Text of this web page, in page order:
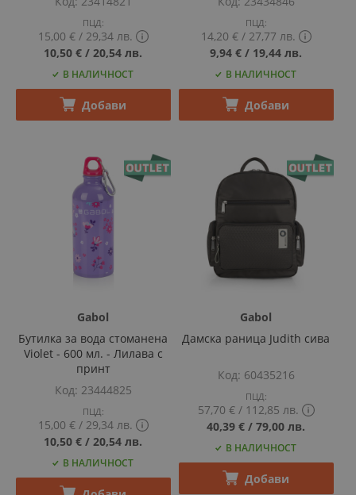
ПЦД:
15,00 € ‎/‎29,34 лв.
tooltip
10,50 € ‎/‎ 20,54 лв.
В НАЛИЧНОСТ
Добави
ПЦД:
14,20 € ‎/‎27,77 лв.
tooltip
9,94 € ‎/‎ 19,44 лв.
В НАЛИЧНОСТ
Добави
Gabol
Бутилка за вода стоманена
Violet - 600 мл. - Лилава с
принт
Код 23444825
ПЦД:
15,00 € ‎/‎29,34 лв.
tooltip
10,50 € ‎/‎ 20,54 лв.
В НАЛИЧНОСТ
Gabol
Дамска раница Judith сива
Код 60435216
ПЦД:
57,70 € ‎/‎112,85 лв.
tooltip
40,39 € ‎/‎ 79,00 лв.
В НАЛИЧНОСТ
Добави